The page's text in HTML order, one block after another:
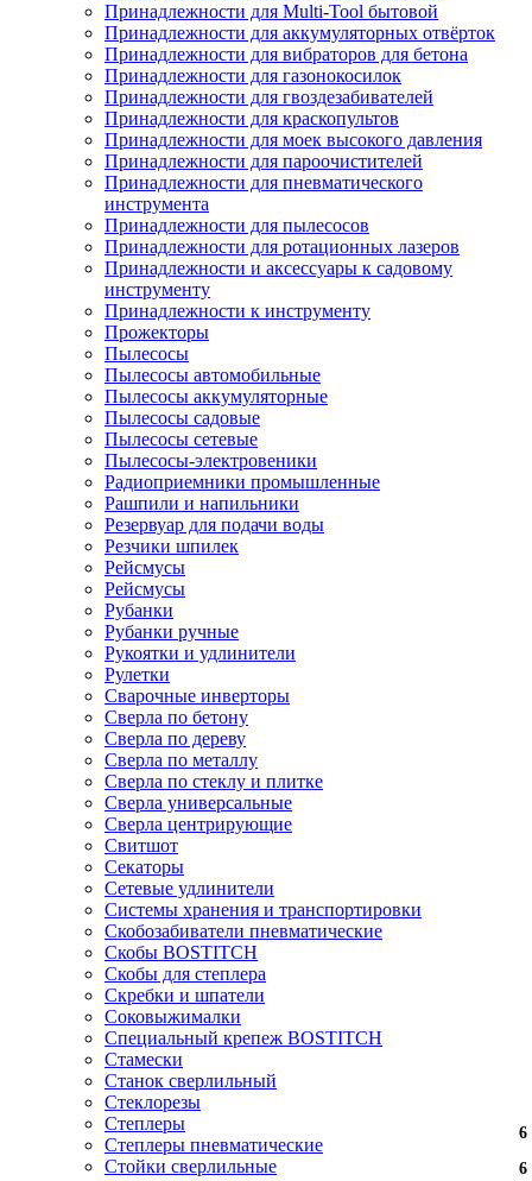
Принадлежности для Multi-Tool бытовой
Принадлежности для аккумуляторных отвёрток
Принадлежности для вибраторов для бетона
Принадлежности для газонокосилок
Принадлежности для гвоздезабивателей
Принадлежности для краскопультов
Принадлежности для моек высокого давления
Принадлежности для пароочистителей
Принадлежности для пневматического
инструмента
Принадлежности для пылесосов
Принадлежности для ротационных лазеров
Принадлежности и аксессуары к садовому
инструменту
Принадлежности к инструменту
Прожекторы
Пылесосы
Пылесосы автомобильные
Пылесосы аккумуляторные
Пылесосы садовые
Пылесосы сетевые
Пылесосы-электровеники
Радиоприемники промышленные
Рашпили и напильники
Резервуар для подачи воды
Резчики шпилек
Рейсмусы
Рейсмусы
Рубанки
Рубанки ручные
Рукоятки и удлинители
Рулетки
Сварочные инверторы
Сверла по бетону
Сверла по дереву
Сверла по металлу
Сверла по стеклу и плитке
Сверла универсальные
Сверла центрирующие
Свитшот
Секаторы
Сетевые удлинители
Системы хранения и транспортировки
Скобозабиватели пневматические
Скобы BOSTITCH
Скобы для степлера
Скребки и шпатели
Соковыжималки
Специальный крепеж BOSTITCH
Стамески
Станок сверлильный
Стеклорезы
Степлеры
Степлеры пневматические
Стойки сверлильные
6
6
6
6
6
6
6
6
6
6
6
6
6
6
6
6
6
6
6
6
6
6
6
6